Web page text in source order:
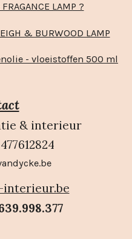
LAMP ?
& BURWOOD LAMP
- vloeistoffen 500 ml
& interieur
interieur.be